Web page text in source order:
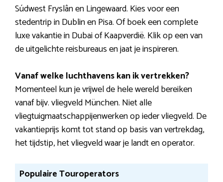
Súdwest Fryslân en Lingewaard. Kies voor een
stedentrip in Dublin en Pisa. Of boek een complete
luxe vakantie in Dubai of Kaapverdië. Klik op een van
de uitgelichte reisbureaus en jaat je inspireren.
Vanaf welke luchthavens kan ik vertrekken?
Momenteel kun je vrijwel de hele wereld bereiken
vanaf bijv. vliegveld München. Niet alle
vliegtuigmaatschappijenwerken op ieder vliegveld. De
vakantieprijs komt tot stand op basis van vertrekdag,
het tijdstip, het vliegveld waar je landt en operator.
Populaire Touroperators